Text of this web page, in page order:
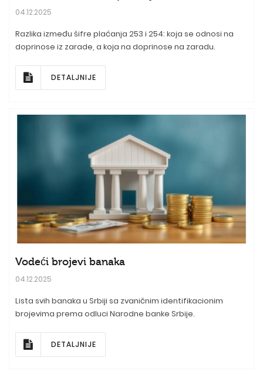
04.12.2025
Razlika između šifre plaćanja 253 i 254: koja se odnosi na
doprinose iz zarade, a koja na doprinose na zaradu.
DETALJNIJE
Vodeći brojevi banaka
04.12.2025
Lista svih banaka u Srbiji sa zvaničnim identifikacionim
brojevima prema odluci Narodne banke Srbije.
DETALJNIJE